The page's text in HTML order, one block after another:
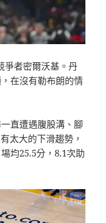
爭者密爾沃基。丹
在沒有勒布朗的情
直遭遇腹股溝、腳
太大的下滑趨勢，
均25.5分，8.1次助